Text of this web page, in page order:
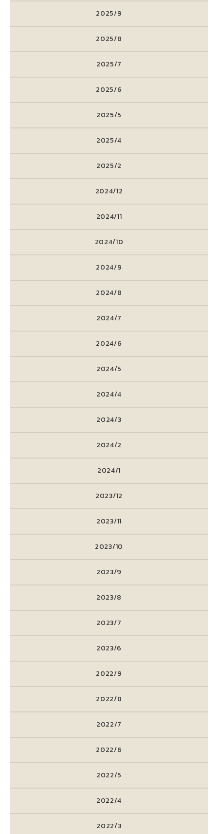
2025/9
2025/8
2025/7
2025/6
2025/5
2025/4
2025/2
2024/12
2024/11
2024/10
2024/9
2024/8
2024/7
2024/6
2024/5
2024/4
2024/3
2024/2
2024/1
2023/12
2023/11
2023/10
2023/9
2023/8
2023/7
2023/6
2022/9
2022/8
2022/7
2022/6
2022/5
2022/4
2022/3